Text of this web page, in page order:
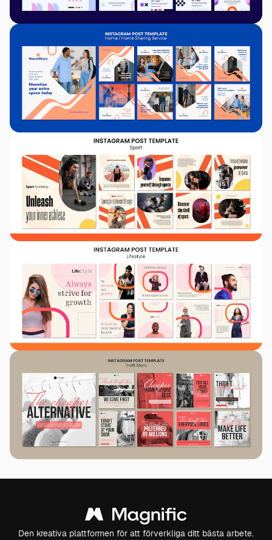
Den kreativa plattformen för att förverkliga ditt bästa arbete.